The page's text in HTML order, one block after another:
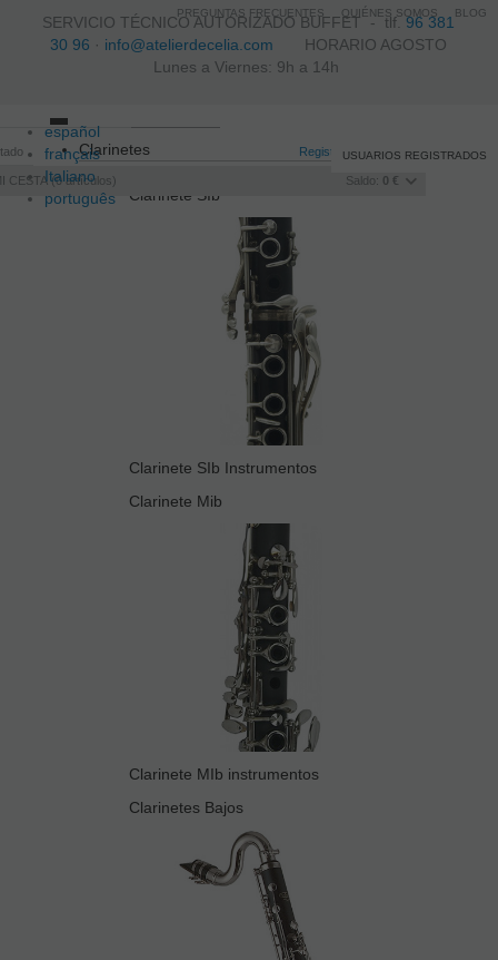
SERVICIO TÉCNICO AUTORIZADO BUFFET -tlf.96 381
30 96 · info@atelierdecelia.com HORARIO AGOSTO
Lunes a Viernes: 9h a 14h
español
français
Italiano
português
Registro /Iniciar sesión
CESTA 0artículos Saldo: 0 €
USUARIOS REGISTRADOS
Toggle
navigation
Clarinetes
Clarinete SIb
Clarinete SIb Instrumentos
Clarinete Mib
Clarinete MIb instrumentos
Clarinetes Bajos
PREGUNTAS FRECUENTES QUIÉNES SOMOS BLOG